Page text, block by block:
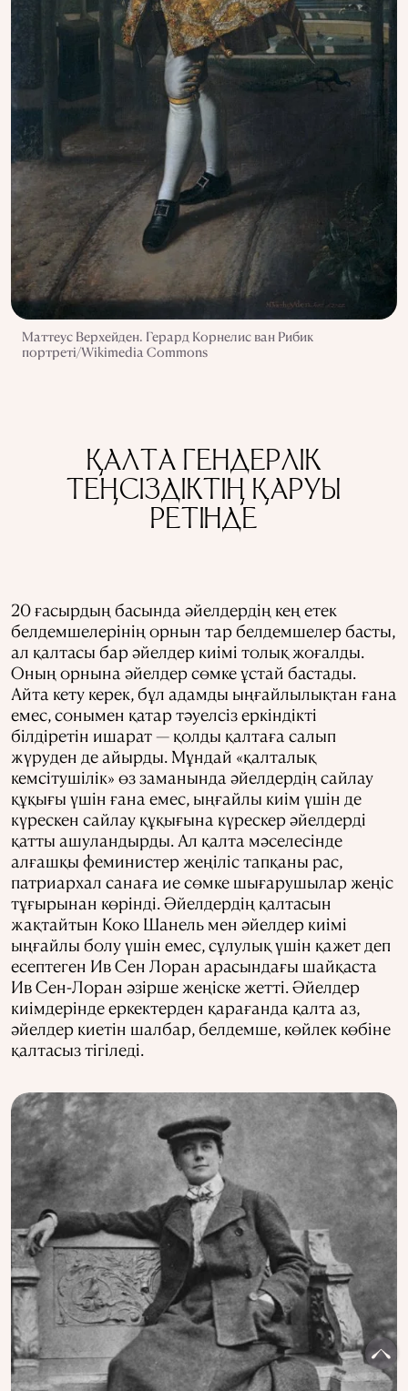
Маттеус Верхейден. Герард Корнелис ван Рибик
портреті/Wikimedia Commons
ҚАЛТА ГЕНДЕРЛІК
ТЕҢСІЗДІКТІҢ ҚАРУЫ
РЕТІНДЕ
20 ғасырдың басында әйелдердің кең етек
белдемшелерінің орнын тар белдемшелер басты,
ал қалтасы бар әйелдер киімі толық жоғалды.
Оның орнына әйелдер сөмке ұстай бастады.
Айта кету керек, бұл адамды ыңғайлылықтан ғана
емес, сонымен қатар тәуелсіз еркіндікті
білдіретін ишарат — қолды қалтаға салып
жүруден де айырды. Мұндай «қалталық
кемсітушілік» өз заманында әйелдердің сайлау
құқығы үшін ғана емес, ыңғайлы киім үшін де
күрескен сайлау құқығына күрескер әйелдерді
қатты ашуландырды. Ал қалта мәселесінде
алғашқы феминистер жеңіліс тапқаны рас,
патриархал санаға ие сөмке шығарушылар жеңіс
тұғырынан көрінді. Әйелдердің қалтасын
жақтайтын Коко Шанель мен әйелдер киімі
ыңғайлы болу үшін емес, сұлулық үшін қажет деп
есептеген Ив Сен Лоран арасындағы шайқаста
Ив Сен-Лоран әзірше жеңіске жетті. Әйелдер
киімдерінде еркектерден қарағанда қалта аз,
әйелдер киетін шалбар, белдемше, көйлек көбіне
қалтасыз тігіледі.